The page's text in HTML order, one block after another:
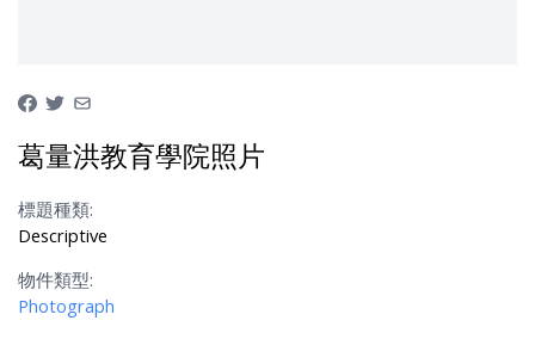
葛量洪教育學院照片
標題種類:
Descriptive
物件類型:
Photograph